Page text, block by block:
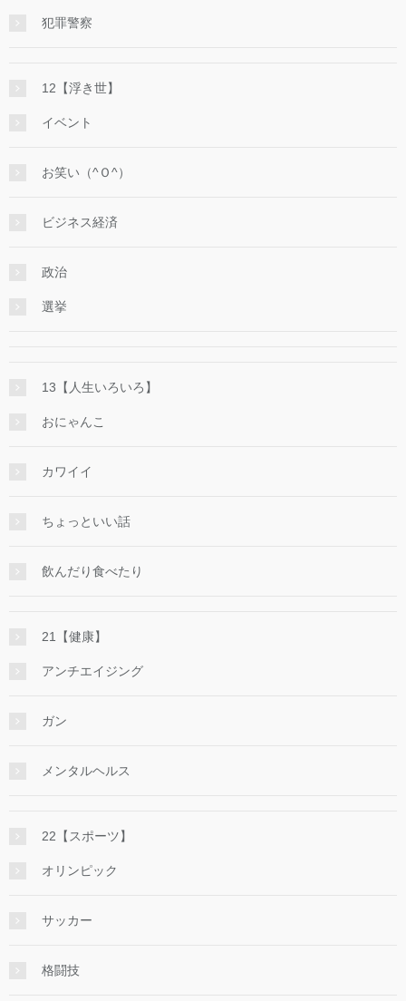
犯罪警察
12【浮き世】
イベント
お笑い（^Ｏ^）
ビジネス経済
政治
選挙
13【人生いろいろ】
おにゃんこ
カワイイ
ちょっといい話
飲んだり食べたり
21【健康】
アンチエイジング
ガン
メンタルヘルス
22【スポーツ】
オリンピック
サッカー
格闘技